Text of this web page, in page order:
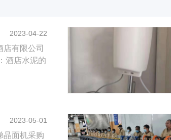
2023-04-22
有限公司
酒店水泥的
2023-05-01
晶面机采购